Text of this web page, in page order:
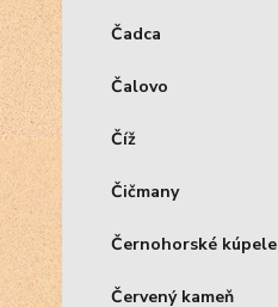
Čadca
Čalovo
Číž
Čičmany
Černohorské kúpele
Červený kameň